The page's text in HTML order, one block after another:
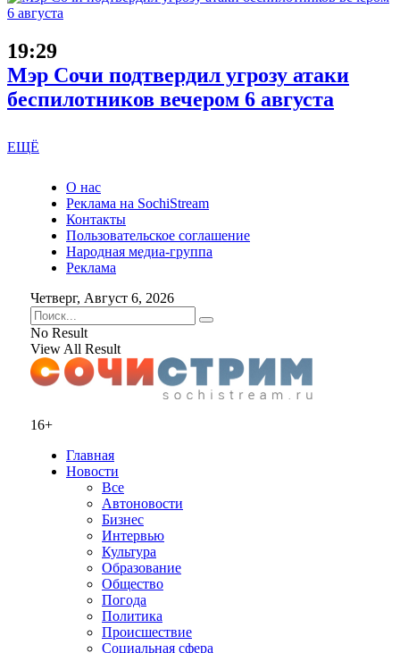
19:29
Мэр Сочи подтвердил угрозу атаки
беспилотников вечером 6 августа
ЕЩЁ
О нас
Реклама на SochiStream
Контакты
Пользовательское соглашение
Народная медиа-группа
Реклама
Четверг, Август 6, 2026
No Result
View All Result
16+
Главная
Новости
Все
Автоновости
Бизнес
Интервью
Культура
Образование
Общество
Погода
Политика
Происшествие
Социальная сфера